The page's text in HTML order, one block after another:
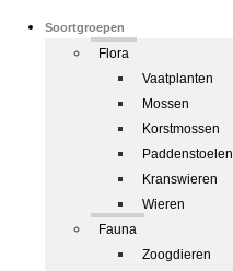
Soortgroepen
Flora
Vaatplanten
Mossen
Korstmossen
Paddenstoelen
Kranswieren
Wieren
Fauna
Zoogdieren